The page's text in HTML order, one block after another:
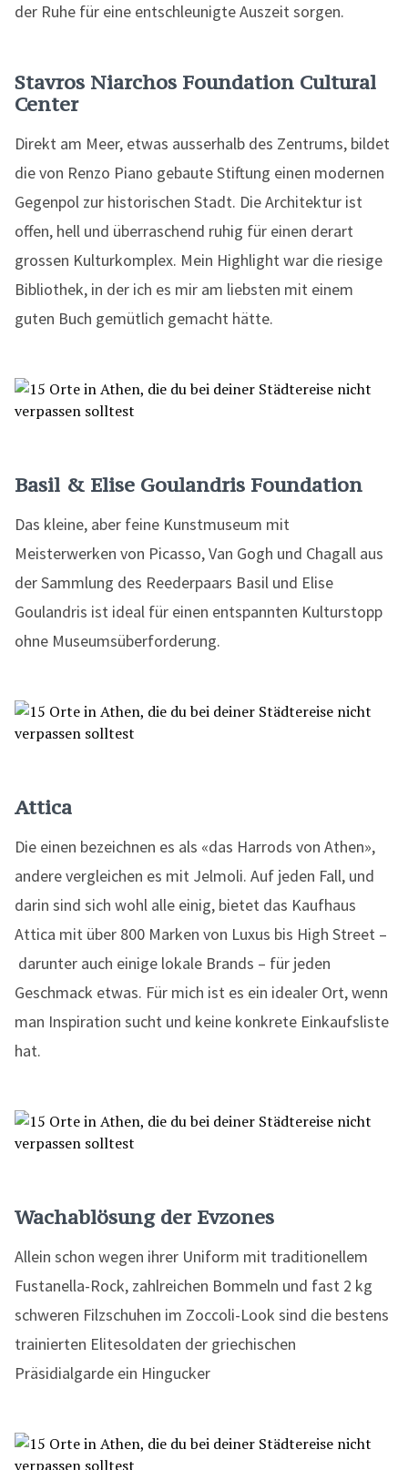
der Ruhe für eine entschleunigte Auszeit sorgen.
Stavros Niarchos Foundation Cultural
Center
Direkt am Meer, etwas ausserhalb des Zentrums, bildet
die von Renzo Piano gebaute Stiftung einen modernen
Gegenpol zur historischen Stadt. Die Architektur ist
offen, hell und überraschend ruhig für einen derart
grossen Kulturkomplex. Mein Highlight war die riesige
Bibliothek, in der ich es mir am liebsten mit einem
guten Buch gemütlich gemacht hätte.
Basil & Elise Goulandris Foundation
Das kleine, aber feine Kunstmuseum mit
Meisterwerken von Picasso, Van Gogh und Chagall aus
der Sammlung des Reederpaars Basil und Elise
Goulandris ist ideal für einen entspannten Kulturstopp
ohne Museumsüberforderung.
Attica
Die einen bezeichnen es als «das Harrods von Athen»,
andere vergleichen es mit Jelmoli. Auf jeden Fall, und
darin sind sich wohl alle einig, bietet das Kaufhaus
Attica mit über 800 Marken von Luxus bis High Street –
darunter auch einige lokale Brands – für jeden
Geschmack etwas. Für mich ist es ein idealer Ort, wenn
man Inspiration sucht und keine konkrete Einkaufsliste
hat.
Wachablösung der Evzones
Allein schon wegen ihrer Uniform mit traditionellem
Fustanella-Rock, zahlreichen Bommeln und fast 2 kg
schweren Filzschuhen im Zoccoli-Look sind die bestens
trainierten Elitesoldaten der griechischen
Präsidialgarde ein Hingucker